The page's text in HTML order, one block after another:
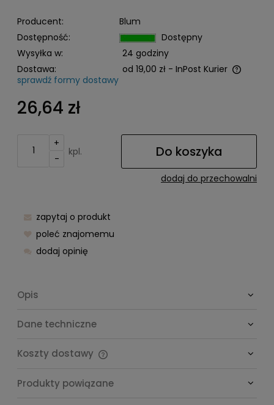
Producent:
Blum
Dostępność:
Dostępny
Wysyłka w:
24 godziny
Dostawa:
od 19,00 zł - InPost Kurier
Cena nie zawiera ewentualnych kosztów płatności
sprawdź formy dostawy
26,64 zł
+
-
kpl. Do koszyka
dodaj do przechowalni
zapytaj o produkt
poleć znajomemu
dodaj opinię
Opis
Dane techniczne
Koszty dostawy
Produkty powiązane